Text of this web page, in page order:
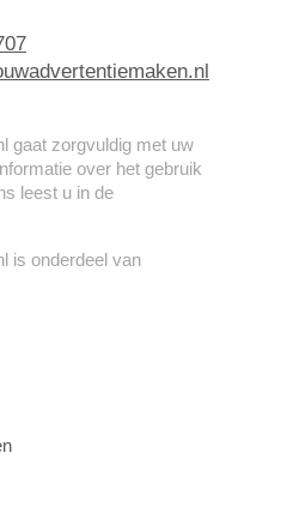
gaat zorgvuldig met uw
over het gebruik
leest u in de
is onderdeel van